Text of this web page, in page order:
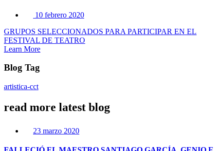
10 febrero 2020
GRUPOS SELECCIONADOS PARA PARTICIPAR EN EL
FESTIVAL DE TEATRO
Learn More
Blog Tag
artistica-cct
read more latest blog
23 marzo 2020